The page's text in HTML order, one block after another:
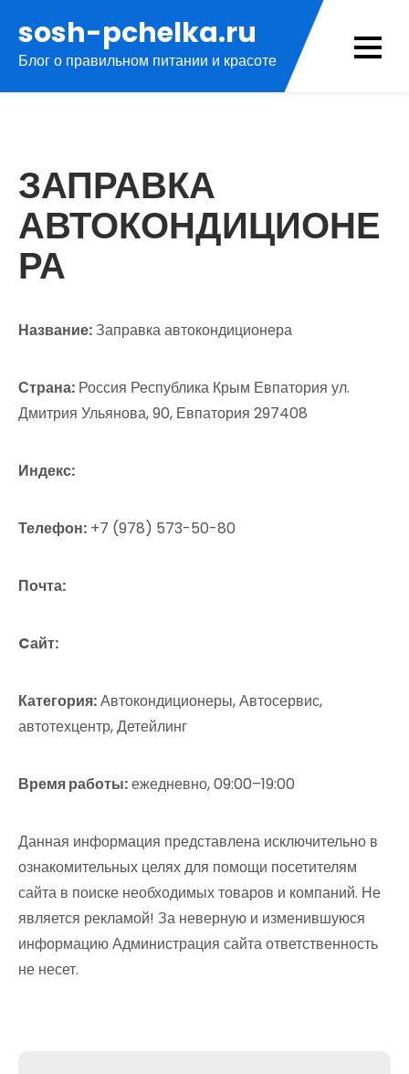
содержимому
sosh-pchelka.ru
Блог о правильном питании и красоте
ЗАПРАВКА
АВТОКОНДИЦИОНЕ
РА
Название:Заправка автокондиционера
Страна: Россия Республика Крым Евпатория ул.
Дмитрия Ульянова, 90, Евпатория 297408
Индекс:
Телефон: +7 (978) 573-50-80
Почта:
Cайт:
Категория:Автокондиционеры, Автосервис,
автотехцентр, Детейлинг
Время работы:ежедневно, 09:00–19:00
Данная информация представлена исключительно в
ознакомительных целях для помощи посетителям
сайта в поиске необходимых товаров и компаний. Не
является рекламой! За неверную и изменившуюся
информацию Администрация сайта ответственность
не несет.